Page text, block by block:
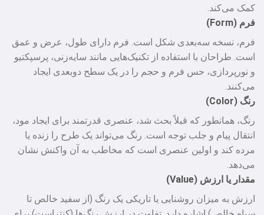
کمک می‌کند.
فرم (Form)
فرم، نسخه سه‌بعدی شکل است. فرم دارای طول، عرض و عمق
است. طراحان با استفاده از تکنیک‌هایی مانند سایه‌زنی، پرسپکتیو
و نورپردازی، حس فرم و حجم را در یک سطح دوبعدی ایجاد
می‌کنند.
رنگ (Color)
رنگ، همانطور که قبلاً بحث شد، عنصری قدرتمند برای ایجاد مود،
انتقال پیام و جلب توجه است. رنگ می‌تواند یک طرح را زنده یا
مرده کند و اولین عنصری است که مخاطب به آن واکنش نشان
می‌دهد.
مقدار یا ارزش (Value)
ارزش به میزان روشنایی یا تاریکی یک رنگ (از سفید خالص تا